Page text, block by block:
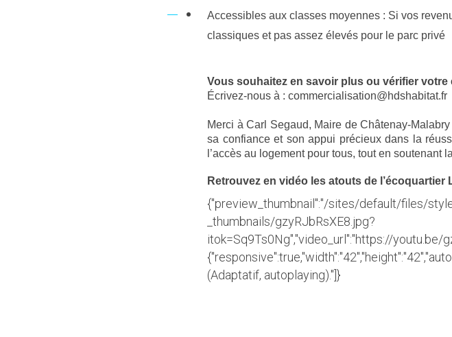
Accessibles aux classes moyennes : Si vos
classiques et pas assez élevés pour le parc privé
Vous souhaitez en savoir plus ou vérifier votre
Écrivez-nous à : commercialisation@hdshabitat.fr
Merci à Carl Segaud, Maire de Châtenay-
sa confiance et son appui précieux dans la
l’accès au logement pour tous, tout en soutenant
Retrouvez en vidéo les atouts de l’écoquartier
{"preview_thumbnail":"/sites/default/files/
_thumbnails/gzyRJbRsXE8.jpg?
itok=Sq9Ts0Ng","video_url":"https://youtu.be/
(Adaptatif, autoplaying)."]}